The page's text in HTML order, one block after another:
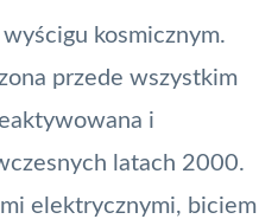
kosmicznym.
przede wszystkim
i
latach 2000.
elektrycznymi, biciem